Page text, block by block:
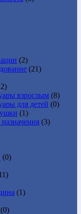
(2)
(21)
взрослым (8)
для детей (0)
(1)
(3)
(0)
(1)
(0)